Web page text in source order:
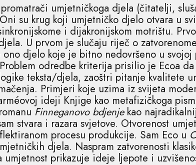
umjetničkoga djela (čitatelji,
su krug koji umjetničko djelo otvara u
i dijakronijskom motrištu.
U prvom je slučaju riječ o
djelo koje je bitno nedovršeno u
odredbe kriterija prisilio je Ecoa
teksta/djela, zaoštri pitanje kvalitete
Primjeri koje uzima iz svijeta
ideji Knjige kao metafizičkoga
Finneganovo bdjenjekao
stvara i razara svjetove. Otvorenost
procesu produkcije. Sam Eco u
djela. Naspram zatvorenosti
umjetnost prikazuje ideje ljepote i